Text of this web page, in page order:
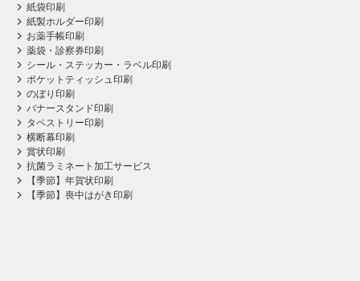
紙袋印刷
紙製ホルダー印刷
お薬手帳印刷
薬袋・診察券印刷
シール・ステッカー・ラベル印刷
ポケットティッシュ印刷
のぼり印刷
バナースタンド印刷
タペストリー印刷
横断幕印刷
賞状印刷
抗菌ラミネート加工サービス
【季節】年賀状印刷
【季節】喪中はがき印刷